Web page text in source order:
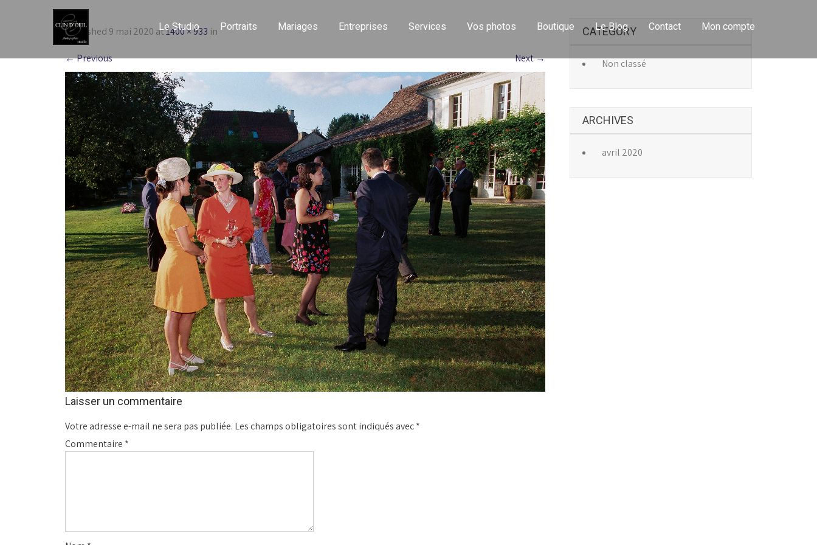
Le Studio Portraits Mariages Entreprises Services Vos photos Boutique Le Blog Contact Mon compte
Published 9 mai 2020 at1400 × 933 in
←Previous Next→
Laisser un commentaire
Votre adresse e-mail ne sera pas publiée. Les champs obligatoires sont indiqués avec*
Commentaire *
CATEGORY
Non classé
ARCHIVES
avril 2020